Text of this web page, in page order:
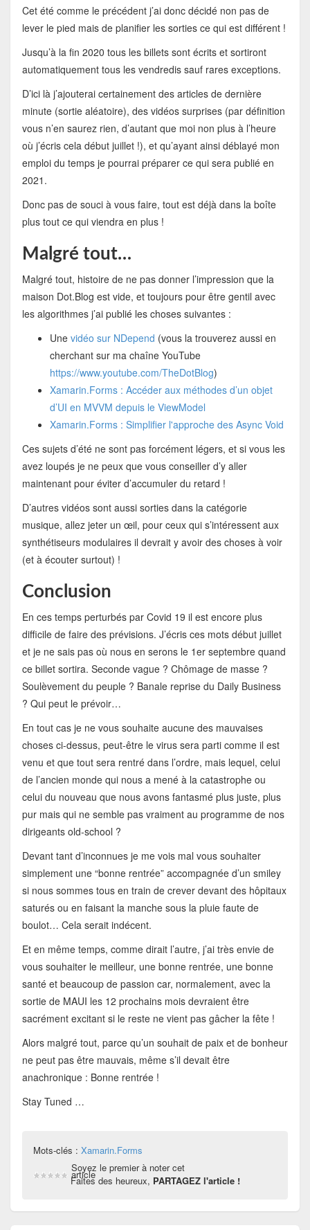
Cet été comme le précédent j’ai donc décidé non pas de
lever le pied mais de planifier les sorties ce qui est différent !
Jusqu’à la fin 2020 tous les billets sont écrits et sortiront
automatiquement tous les vendredis sauf rares exceptions.
D’ici là j’ajouterai certainement des articles de dernière
minute (sortie aléatoire), des vidéos surprises (par définition
vous n’en saurez rien, d’autant que moi non plus à l’heure
où j’écris cela début juillet !), et qu’ayant ainsi déblayé mon
emploi du temps je pourrai préparer ce qui sera publié en
2021.
Donc pas de souci à vous faire, tout est déjà dans la boîte
plus tout ce qui viendra en plus !
Malgré tout…
Malgré tout, histoire de ne pas donner l’impression que la
maison Dot.Blog est vide, et toujours pour être gentil avec
les algorithmes j’ai publié les choses suivantes :
Une vidéo sur NDepend (vous la trouverez aussi en
cherchant sur ma chaîne YouTube
https://www.youtube.com/TheDotBlog)
Xamarin.Forms : Accéder aux méthodes d’un objet
d’UI en MVVM depuis le ViewModel
Xamarin.Forms : Simplifier l'approche des Async Void
Ces sujets d’été ne sont pas forcément légers, et si vous les
avez loupés je ne peux que vous conseiller d’y aller
maintenant pour éviter d’accumuler du retard !
D’autres vidéos sont aussi sorties dans la catégorie
musique, allez jeter un œil, pour ceux qui s’intéressent aux
synthétiseurs modulaires il devrait y avoir des choses à voir
(et à écouter surtout) !
Conclusion
En ces temps perturbés par Covid 19 il est encore plus
difficile de faire des prévisions. J’écris ces mots début juillet
et je ne sais pas où nous en serons le 1er septembre quand
ce billet sortira. Seconde vague ? Chômage de masse ?
Soulèvement du peuple ? Banale reprise du Daily Business
? Qui peut le prévoir…
En tout cas je ne vous souhaite aucune des mauvaises
choses ci-dessus, peut-être le virus sera parti comme il est
venu et que tout sera rentré dans l’ordre, mais lequel, celui
de l’ancien monde qui nous a mené à la catastrophe ou
celui du nouveau que nous avons fantasmé plus juste, plus
pur mais qui ne semble pas vraiment au programme de nos
dirigeants old-school ?
Devant tant d’inconnues je me vois mal vous souhaiter
simplement une “bonne rentrée” accompagnée d’un smiley
si nous sommes tous en train de crever devant des hôpitaux
saturés ou en faisant la manche sous la pluie faute de
boulot… Cela serait indécent.
Et en même temps, comme dirait l’autre, j’ai très envie de
vous souhaiter le meilleur, une bonne rentrée, une bonne
santé et beaucoup de passion car, normalement, avec la
sortie de MAUI les 12 prochains mois devraient être
sacrément excitant si le reste ne vient pas gâcher la fête !
Alors malgré tout, parce qu’un souhait de paix et de bonheur
ne peut pas être mauvais, même s’il devait être
anachronique : Bonne rentrée !
Stay Tuned …
Mots-clés : Xamarin.Forms
Soyez le premier à noter cet
article
Faites des heureux, PARTAGEZ l'article !